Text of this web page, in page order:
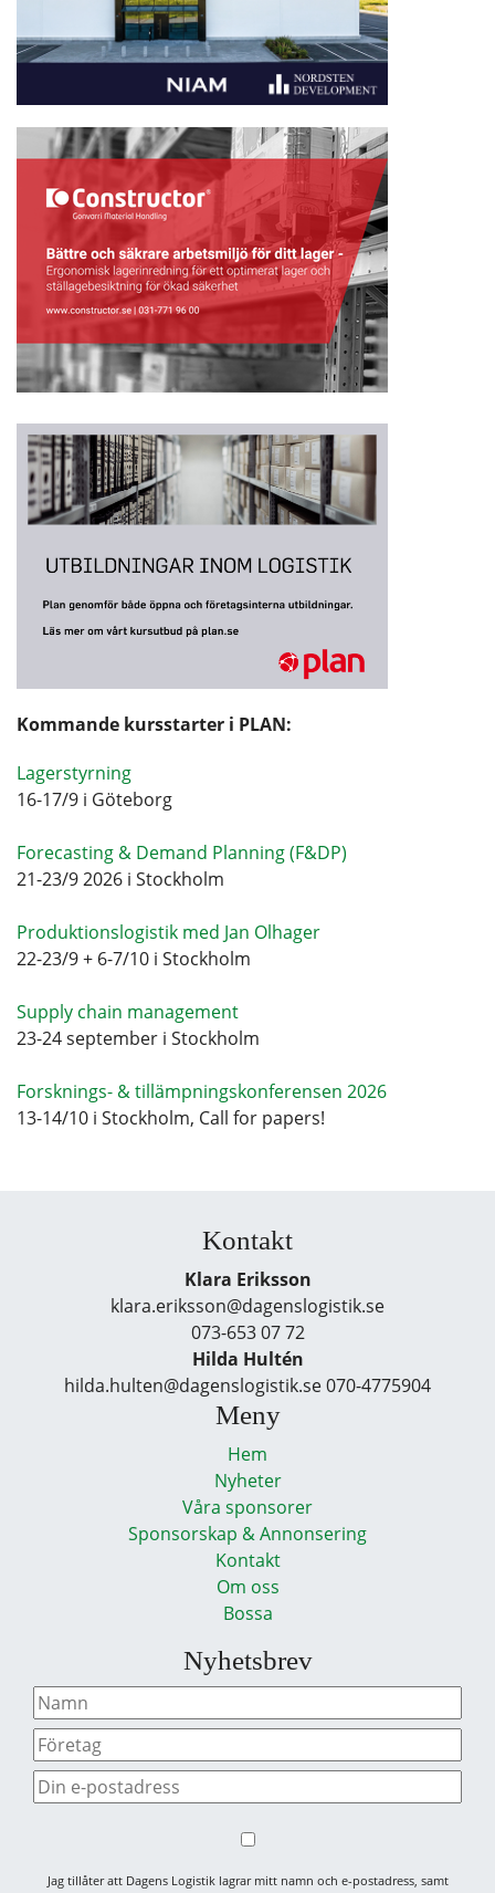
Kommande kursstarter i PLAN:
Lagerstyrning
16-17/9 i Göteborg
Forecasting & Demand Planning (F&DP)
21-23/9 2026 i Stockholm
Produktionslogistik med Jan Olhager
22-23/9 + 6-7/10 i Stockholm
Supply chain management
23-24 september i Stockholm
Forsknings- & tillämpningskonferensen 2026
13-14/10 i Stockholm, Call for papers!
Kontakt
Klara Eriksson
klara.eriksson@dagenslogistik.se
073-653 07 72
Hilda Hultén
hilda.hulten@dagenslogistik.se 070-4775904
Meny
Hem
Nyheter
Våra sponsorer
Sponsorskap & Annonsering
Kontakt
Om oss
Bossa
Nyhetsbrev
Jag tillåter att Dagens Logistik lagrar mitt namn och e-postadress, samt